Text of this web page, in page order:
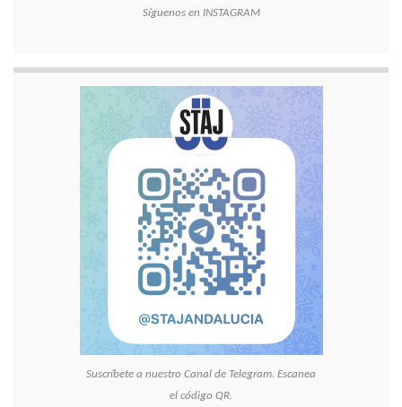
Síguenos en INSTAGRAM
Suscríbete a nuestro Canal de Telegram. Escanea
el código QR.